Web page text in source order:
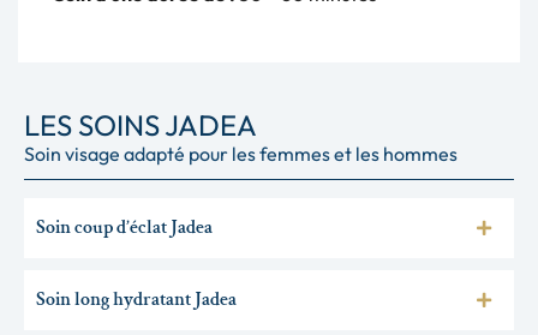
LES SOINS JADEA
Soin visage adapté pour les femmes et les hommes
Soin coup d’éclat Jadea
Soin long hydratant Jadea